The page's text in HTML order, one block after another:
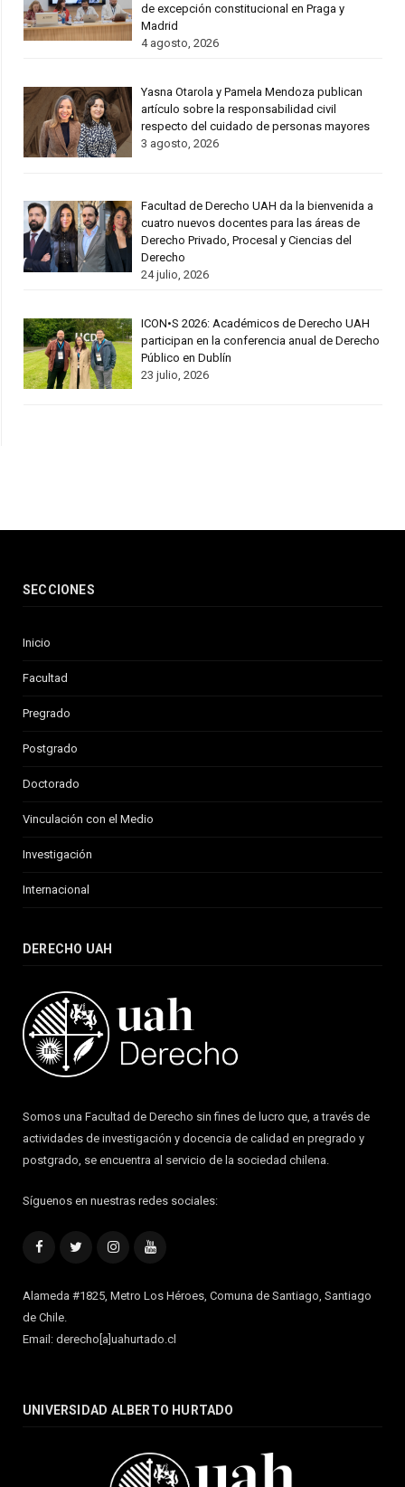
de excepción constitucional en Praga y
Madrid
4 agosto, 2026
Yasna Otarola y Pamela Mendoza publican
artículo sobre la responsabilidad civil
respecto del cuidado de personas mayores
3 agosto, 2026
Facultad de Derecho UAH da la bienvenida a
cuatro nuevos docentes para las áreas de
Derecho Privado, Procesal y Ciencias del
Derecho
24 julio, 2026
ICON•S 2026: Académicos de Derecho UAH
participan en la conferencia anual de Derecho
Público en Dublín
23 julio, 2026
SECCIONES
Inicio
Facultad
Pregrado
Postgrado
Doctorado
Vinculación con el Medio
Investigación
Internacional
DERECHO UAH
Somos una Facultad de Derecho sin fines de lucro que, a través de
actividades de investigación y docencia de calidad en pregrado y
postgrado, se encuentra al servicio de la sociedad chilena.
Síguenos en nuestras redes sociales:
FacebookTwitterInstagramYouTube
Alameda #1825, Metro Los Héroes, Comuna de Santiago, Santiago
de Chile.
Email: derecho[a]uahurtado.cl
UNIVERSIDAD ALBERTO HURTADO